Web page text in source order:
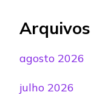
Arquivos
agosto 2026
julho 2026